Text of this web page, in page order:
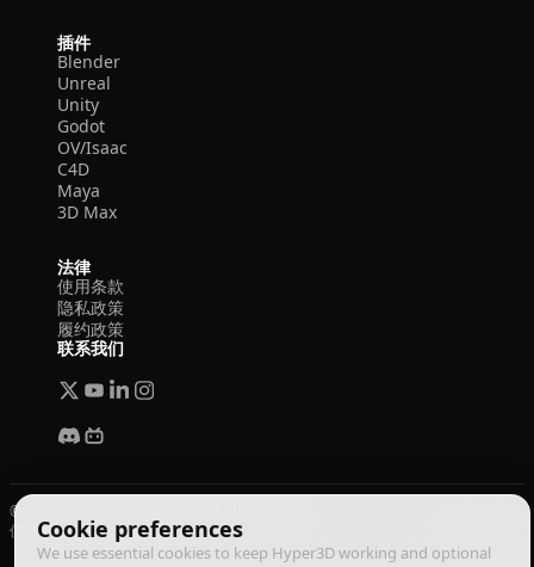
Cookie preferences
We use essential cookies to keep Hyper3D working and optional
插件
Blender
Unreal
Unity
Godot
OV/Isaac
C4D
Maya
3D Max
法律
使用条款
隐私政策
履约政策
联系我们
© 2026 Deemos Corporation. 保留所有权利
使用条款隐私政策履约政策